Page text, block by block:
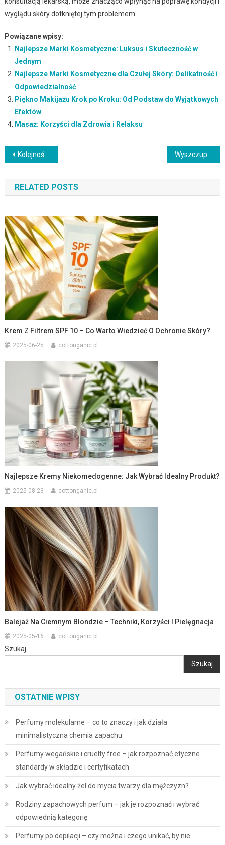
wyglądu skóry dotkniętej tym problemem.
Powiązane wpisy:
Najlepsze Marki Kosmetyczne: Luksus i Skuteczność w
Jednym
Najlepsze Marki Kosmetyczne dla Czułej Skóry: Delikatność i
Odpowiedzialność
Piękno Makijażu Krok po Kroku: Od Podstaw do Wyjątkowych
Efektów
Masaż: Korzyści dla Zdrowia i Relaksu
Nawigacja
wpisu
Kolejność pielęgnacji twarzy: Jak osiągnąć najlepsze efekty?
RELATED POSTS
Krem Z Filtrem SPF 10 – Co Warto Wiedzieć O Ochronie Skóry?
2025-06-25 cottonganic.pl
Najlepsze Kremy Niekomedogenne: Jak Wybrać Idealny Produkt?
2025-08-23 cottonganic.pl
Balejaż Na Ciemnym Blondzie – Techniki, Korzyści I Pielęgnacja
2025-05-16 cottonganic.pl
Szukaj
Szukaj
OSTATNIE WPISY
Perfumy molekularne – co to znaczy i jak działa
minimalistyczna chemia zapachu
Perfumy wegańskie i cruelty free – jak rozpoznać etyczne
standardy w składzie i certyfikatach
Jak wybrać idealny żel do mycia twarzy dla mężczyzn?
Rodziny zapachowych perfum – jak je rozpoznać i wybrać
odpowiednią kategorię
Perfumy po depilacji – czy można i czego unikać, by nie